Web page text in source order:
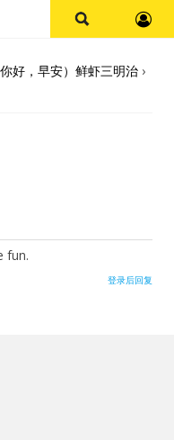
你好，早安）鲜虾三明治 ›
fun.
登录后回复